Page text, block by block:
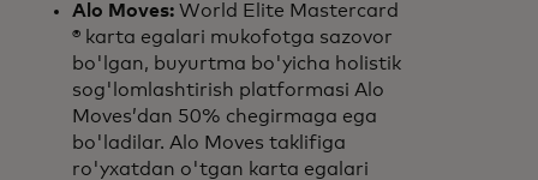
Alo Moves: World Elite Mastercard
® karta egalari mukofotga sazovor
bo'lgan, buyurtma bo'yicha holistik
sog'lomlashtirish platformasi Alo
Moves’dan 50% chegirmaga ega
bo'ladilar. Alo Moves taklifiga
ro'yxatdan o'tgan karta egalari